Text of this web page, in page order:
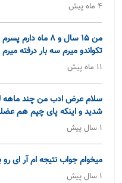
4 ماه پیش
تکواندو میرم سه بار درفته
11 ماه پیش
سلام عرض ادب من چند
شدید و اینکه پای چپم هم
1 سال پیش
میخوام جواب نتیجه ام آر ای
1 سال پیش